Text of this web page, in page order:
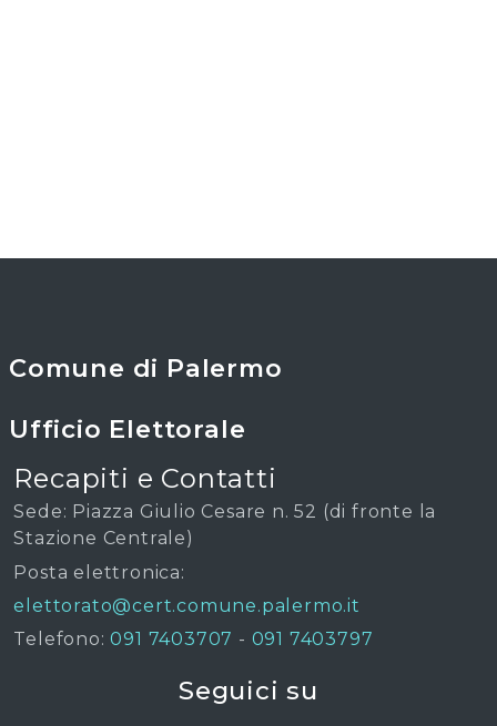
Comune di Palermo
Ufficio Elettorale
Recapiti e Contatti
Sede: Piazza Giulio Cesare n. 52 (di fronte la
Stazione Centrale)
Posta elettronica:
elettorato@cert.comune.palermo.it
Telefono: 091 7403707 - 091 7403797
Seguici su